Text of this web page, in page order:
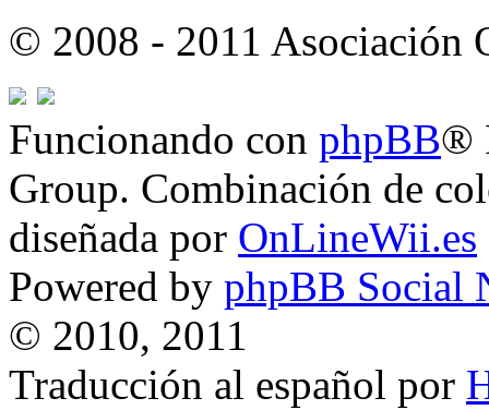
© 2008 - 2011 Asociación
Funcionando con phpBB®
Group. Combinación de
diseñada por OnLineWii.es
Powered by phpBB Social
© 2010, 2011
Traducción al español por